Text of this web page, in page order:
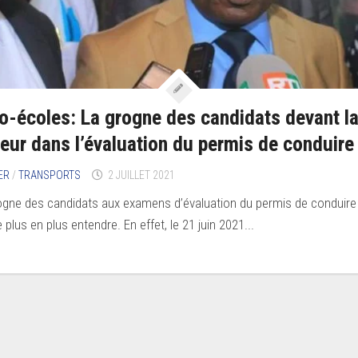
écoles: La grogne des candidats devant la
dans l’évaluation du permis de conduire
/TRANSPORTS 2 JUILLET 2021
des candidats aux examens d’évaluation du permis de
plus en plus entendre. En effet, le 21 juin 2021...